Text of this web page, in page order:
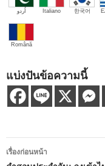
اُردو Italiano 한국어
Română
แบ่งปันข้อความนี้
เมนู
เรื่องก่อนหน้า